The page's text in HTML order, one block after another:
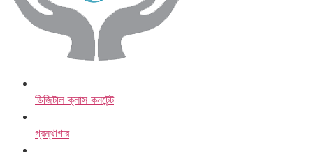
ডিজিটাল ক্লাস কনটেন্ট
গ্রন্থাগার